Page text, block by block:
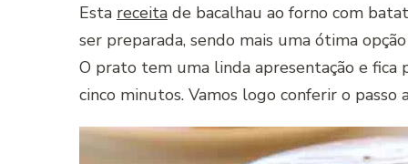
Esta receita de bacalhau ao forno com
ser preparada, sendo mais uma ótima
O prato tem uma linda apresentação e
cinco minutos. Vamos logo conferir o passo